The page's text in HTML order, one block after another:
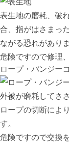
表生地の磨耗、破
合、指がはさまっ
ながる恐れがありま
危険ですので修理
ロープ・バンジー
外被が磨耗してさ
ロープの切断によ
す。
危険ですので交換